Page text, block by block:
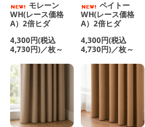
モレーン
WH(レース価格
A）2倍ヒダ
4,300円(税込
4,730円)／枚～
ペイトー
WH(レース価格
A）2倍ヒダ
4,300円(税込
4,730円)／枚～